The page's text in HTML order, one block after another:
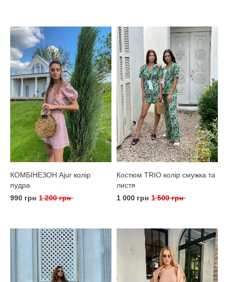
КОМБІНЕЗОН Ajur колір
пудра
990 грн 1 200 грн
Костюм TRIO колір смужка та
листя
1 000 грн 1 500 грн